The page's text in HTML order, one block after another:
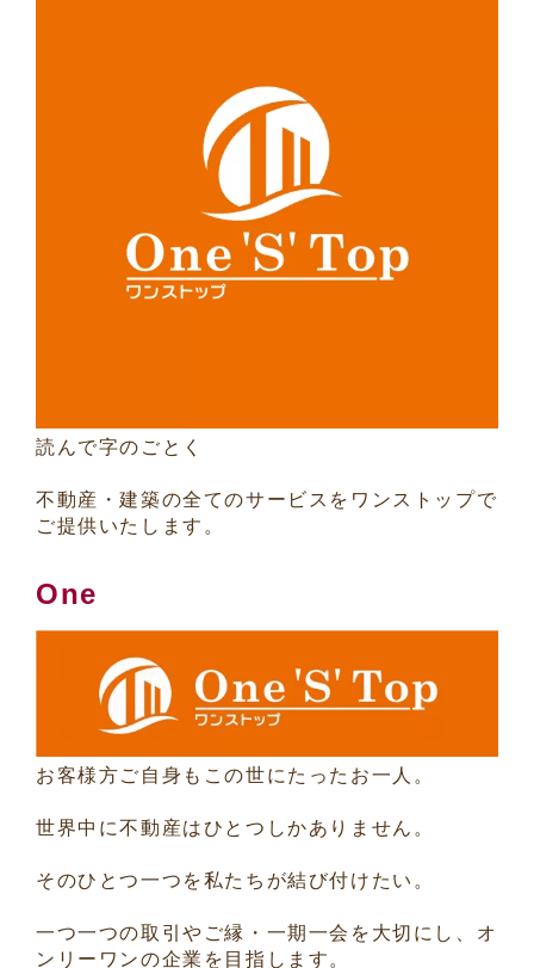
読んで字のごとく
不動産・建築の全てのサービスをワンストップで
ご提供いたします。
One
お客様方ご自身もこの世にたったお一人。
世界中に不動産はひとつしかありません。
そのひとつ一つを私たちが結び付けたい。
一つ一つの取引やご縁・一期一会を大切にし、オ
ンリーワンの企業を目指します。